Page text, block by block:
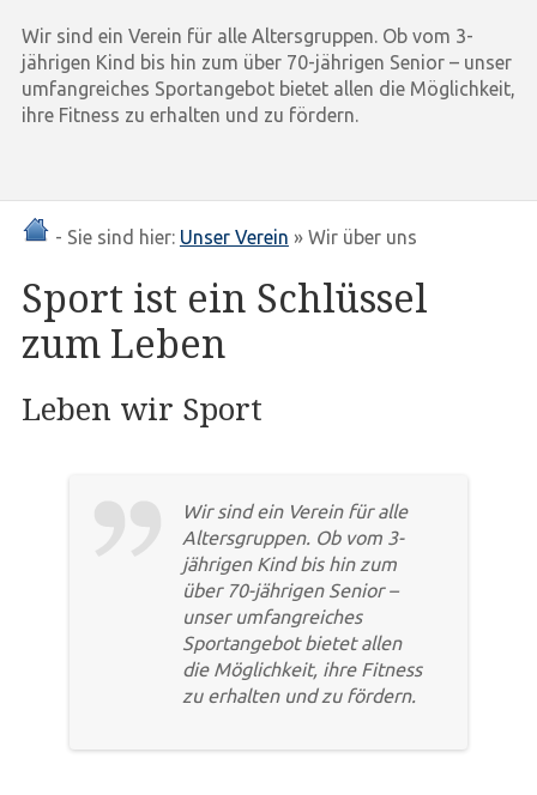
Wir sind ein Verein für alle Altersgruppen. Ob vom 3-
jährigen Kind bis hin zum über 70-jährigen Senior – unser
umfangreiches Sportangebot bietet allen die Möglichkeit,
ihre Fitness zu erhalten und zu fördern.
- Sie sind hier: Unser Verein » Wir über uns
Sport ist ein Schlüssel
zum Leben
Leben wir Sport
Wir sind ein Verein für alle
Altersgruppen. Ob vom 3-
jährigen Kind bis hin zum
über 70-jährigen Senior –
unser umfangreiches
Sportangebot bietet allen
die Möglichkeit, ihre Fitness
zu erhalten und zu fördern.